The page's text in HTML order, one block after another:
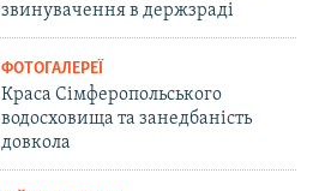
звинувачення в держзраді
ФОТОГАЛЕРЕЇ
Краса Сімферопольського
водосховища та занедбаність
довкола